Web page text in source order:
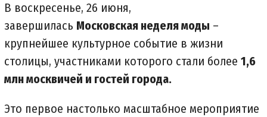
В воскресенье, 26 июня,
завершилась Московская неделя моды –
крупнейшее культурное событие в жизни
столицы, участниками которого стали более 1,6
млн москвичей и гостей города.
Это первое настолько масштабное мероприятие